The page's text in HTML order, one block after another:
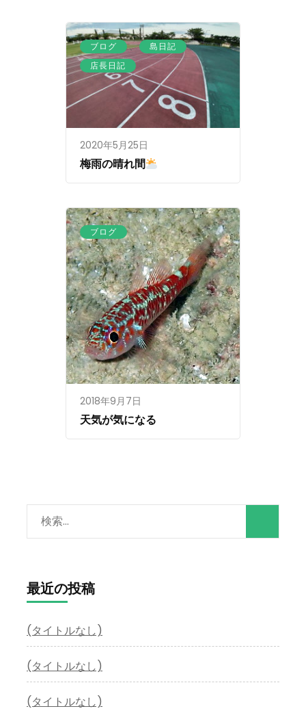
ブログ 、 島日記 、
店長日記
2020年5月25日
梅雨の晴れ間
ブログ
2018年9月7日
天気が気になる
検
索:
最近の投稿
(タイトルなし)
(タイトルなし)
(タイトルなし)